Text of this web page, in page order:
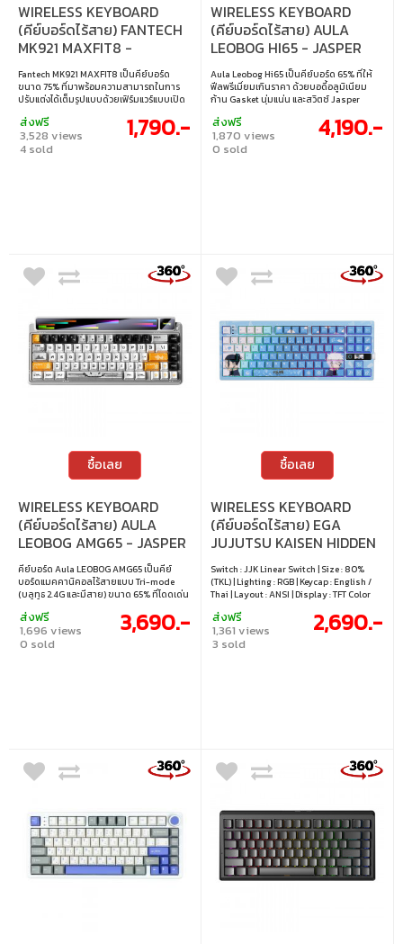
WIRELESS KEYBOARD
(คีย์บอร์ดไร้สาย) FANTECH
MK921 MAXFIT8 -
QMK/VIA BROWN SWITCH
RGB EN/TH BLACK
Fantech MK921 MAXFIT8 เป็นคีย์บอร์ด
ขนาด 75% ที่มาพร้อมความสามารถในการ
ปรับแต่งได้เต็มรูปแบบด้วยเฟิร์มแวร์แบบเปิด
Mode ทั้งแบบมีสาย, บลูทูธ และ 2.4 GHz ให้
ความยืดหยุ่นสูงในการใช้งานกับอุปกรณ์
หลากหลาย มาพร้อมโครงสร้างแบบ Gasket
ส่งฟรี
3,528 views
4 sold
1,790.-
WIRELESS KEYBOARD
(คีย์บอร์ดไร้สาย) AULA
LEOBOG HI65 - JASPER
SWITCH RGB EN PURPLE
Aula Leobog Hi65 เป็นคีย์บอร์ด 65% ที่ให้
ฟีลพรีเมี่ยมเกินราคา ด้วยบอดี้อลูมิเนียม
ก้าน Gasket นุ่มแน่น และสวิตช์ Jasper
สวิตช์ได้อิสระ มีไฟ RGB แบบ Pickup ที่ซิงก์
กับเสียงเพลงพร้อมโหมดแสงกว่า 20 แบบ
แถมมีปุ่มหมุนสลับโหมด Office / Game ให้
เป็น USB-A • การเปลี่ยนสวิตช์ : เปลี่ยน
สวิตช์ได้
ส่งฟรี
1,870 views
0 sold
4,190.-
ซื้อเลย
WIRELESS KEYBOARD
(คีย์บอร์ดไร้สาย) AULA
LEOBOG AMG65 - JASPER
SWITCH RGB EN WHITE
คีย์บอร์ด Aula LEOBOG AMG65 เป็นคีย์
บอร์ดแมคคานิคอลไร้สายแบบ Tri-mode
(บลูทูธ 2.4G และมีสาย) ขนาด 65% ที่โดดเด่น
พิมพ์ที่ยืดหยุ่นและเสียงที่ดีเยี่ยม มาพร้อม
จอแสดงผลอัจฉริยะถึงสองหน้าจอ ได้แก่ 315
LED Smart Dot Matrix Screen (โครงสร้าง
แคป : ภาษาอังกฤษ • เลย์เอาต์ : ANSI • จอแส
ดงผล : จอ LED Smart Dot Matrix 315 จุด
พร้อมจอสี 1.14 นิ้ว • การเชื่อมต่อ : แบบใช้สาย
USB-C เป็น USB-A • การเปลี่ยนสวิตช์ :
เปลี่ยนสวิตช์ได้ รองรับสวิตช์ 3 ขา / 5 ขา
ส่งฟรี
1,696 views
0 sold
3,690.-
ซื้อเลย
WIRELESS KEYBOARD
(คีย์บอร์ดไร้สาย) EGA
JUJUTSU KAISEN HIDDEN
INVENTORY / PREMATURE
DEATH - JJK LINEAR
SWITCH RGB EN/TH GOJO
& GETO JJK-SS2 K1
Switch : JJK Linear Switch | Size : 80%
(TKL) | Lighting : RGB | Keycap : English /
Thai | Layout : ANSI | Display : TFT Color
wireless / Bluetooth | Cable : USB-C to
USB-A cable | Hot swappable : Yes,
compatible with 3 / 5 pin switch
ส่งฟรี
1,361 views
3 sold
2,690.-